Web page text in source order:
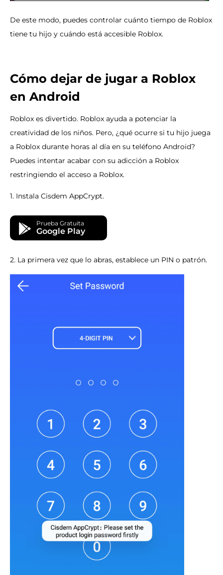
De este modo, puedes controlar cuánto tiempo de Roblox
tiene tu hijo y cuándo está accesible Roblox.
Cómo dejar de jugar a Roblox
en Android
Roblox es divertido. Roblox ayuda a potenciar la
creatividad de los niños. Pero, ¿qué ocurre si tu hijo juega
a Roblox durante horas al día en su teléfono Android?
Puedes intentar acabar con su adicción a Roblox
restringiendo el acceso a Roblox.
1. Instala Cisdem AppCrypt.
Prueba Gratuita
Google Play
2. La primera vez que lo abras, establece un PIN o patrón.